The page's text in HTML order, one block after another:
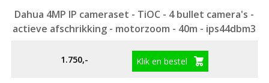
Dahua 4MP IP cameraset - TiOC - 4 bullet camera's -
actieve afschrikking - motorzoom - 40m - ips44dbm3
1.750,- Klik en bestel